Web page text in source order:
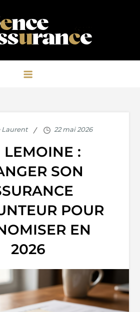
Laurent
LEMOINE :
SON
POUR
EN
2026